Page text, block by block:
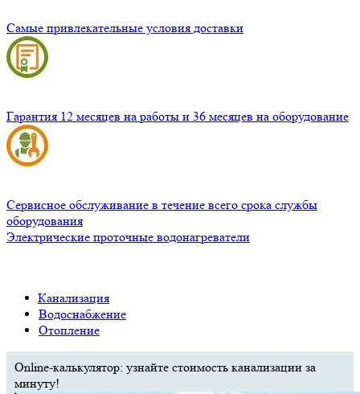
Самые привлекательные условия доставки
Гарантия 12 месяцев на работы и 36 месяцев на оборудование
Сервисное обслуживание в течение всего срока службы
оборудования
Электрические проточные водонагреватели
Канализация
Водоснабжение
Отопление
Online-калькулятор: узнайте стоимость канализации за
минуту!